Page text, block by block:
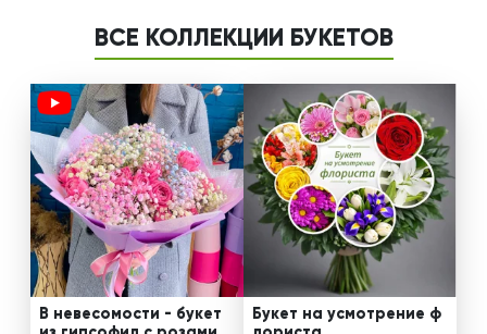
ВСЕ КОЛЛЕКЦИИ БУКЕТОВ
В невесомости - букет
Букет на усмотрение ф